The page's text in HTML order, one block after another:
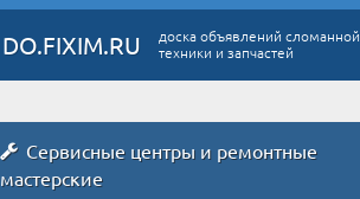
DO.FIXIM.RU
доска объявлений сломанной
техники и запчастей
Сервисные центры и ремонтные
мастерские